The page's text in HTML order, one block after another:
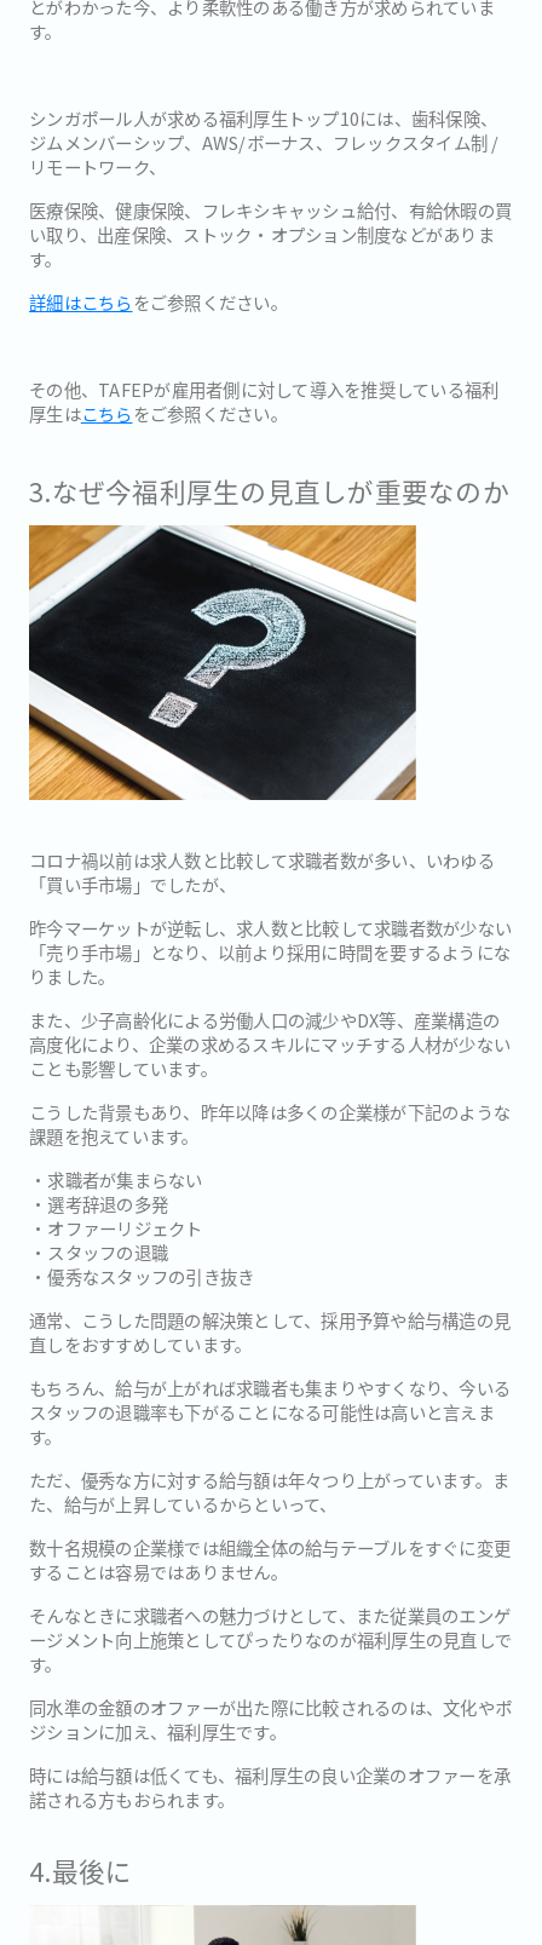
とがわかった今、より柔軟性のある働き方が求められていま
す。
シンガポール人が求める福利厚生トップ10には、歯科保険、
ジムメンバーシップ、AWS/ボーナス、フレックスタイム制 /
リモートワーク、
医療保険、健康保険、フレキシキャッシュ給付、有給休暇の買
い取り、出産保険、ストック・オプション制度などがありま
す。
詳細はこちらをご参照ください。
その他、TAFEPが雇用者側に対して導入を推奨している福利
厚生はこちらをご参照ください。
3.なぜ今福利厚生の見直しが重要なのか
コロナ禍以前は求人数と比較して求職者数が多い、いわゆる
「買い手市場」でしたが、
昨今マーケットが逆転し、求人数と比較して求職者数が少ない
「売り手市場」となり、以前より採用に時間を要するようにな
りました。
また、少子高齢化による労働人口の減少やDX等、産業構造の
高度化により、企業の求めるスキルにマッチする人材が少ない
ことも影響しています。
こうした背景もあり、昨年以降は多くの企業様が下記のような
課題を抱えています。
・求職者が集まらない
・選考辞退の多発
・オファーリジェクト
・スタッフの退職
・優秀なスタッフの引き抜き
通常、こうした問題の解決策として、採用予算や給与構造の見
直しをおすすめしています。
もちろん、給与が上がれば求職者も集まりやすくなり、今いる
スタッフの退職率も下がることになる可能性は高いと言えま
す。
ただ、優秀な方に対する給与額は年々つり上がっています。ま
た、給与が上昇しているからといって、
数十名規模の企業様では組織全体の給与テーブルをすぐに変更
することは容易ではありません。
そんなときに求職者への魅力づけとして、また従業員のエンゲ
ージメント向上施策としてぴったりなのが福利厚生の見直しで
す。
同水準の金額のオファーが出た際に比較されるのは、文化やポ
ジションに加え、福利厚生です。
時には給与額は低くても、福利厚生の良い企業のオファーを承
諾される方もおられます。
4.最後に